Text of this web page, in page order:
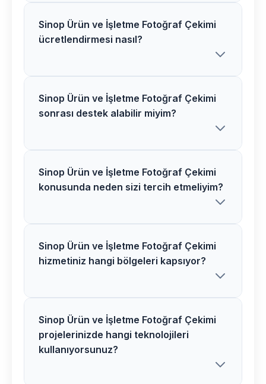
Sinop bölgesindeki Ürün ve İşletme
Fotoğraf Çekimi projelerimiz ortalama 3-
Sinop Ürün ve İşletme Fotoğraf Çekimi
ücretlendirmesi nasıl?
Sinop bölgesinde Ürün ve İşletme
Fotoğraf Çekimi ücretlerimiz proje
Sinop Ürün ve İşletme Fotoğraf Çekimi
sonrası destek alabilir miyim?
Kesinlikle! Sinop bölgesindeki tüm Ürün
ve İşletme Fotoğraf Çekimi
Sinop Ürün ve İşletme Fotoğraf Çekimi
konusunda neden sizi tercih etmeliyim?
Sinop bölgesinde Ürün ve İşletme
Fotoğraf Çekimi alanında uzman
yaratıyoruz.
Sinop Ürün ve İşletme Fotoğraf Çekimi
hizmetiniz hangi bölgeleri kapsıyor?
Sinop merkez ve tüm ilçelerinde Ürün
ve İşletme fotoğraf Çekimi hizmeti
sunuyoruz. Karadeniz bölgesinin her
Sinop Ürün ve İşletme Fotoğraf Çekimi
projelerinizde hangi teknolojileri
kullanıyorsunuz?